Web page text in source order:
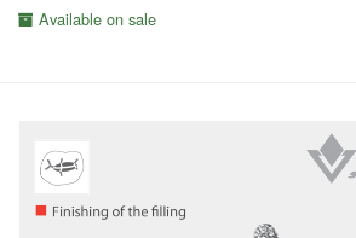
Available on sale